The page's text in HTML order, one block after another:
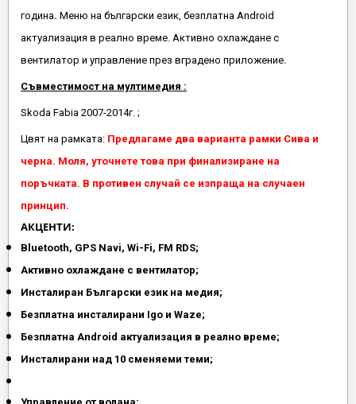
година. Меню на български език, безплатна Android
актуализация в реално време. Активно охлаждане с
вентилатор и управление през вградено приложение.
Съвместимост на мултимедия :
Skoda Fabia 2007-2014г. ;
Цвят на рамката: Предлагаме два варианта рамки Сива и
черна. Моля, уточнете това при финализиране на
поръчката. В противен случай се изпраща на случаен
принцип.
АКЦЕНТИ:
Bluetooth, GPS Navi, Wi-Fi, FM RDS;
Активно охлаждане с вентилатор;
Инсталиран Български език на медия;
Безплатна инсталирани Igo и Waze;
Безплатна Android актуализация в реално време;
Инсталирани над 10 сменяеми теми;